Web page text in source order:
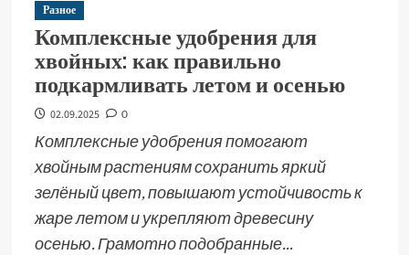
Разное
Комплексные удобрения для
хвойных: как правильно
подкармливать летом и осенью
02.09.2025 0
Комплексные удобрения помогают
хвойным растениям сохранить яркий
зелёный цвет, повышают устойчивость к
жаре летом и укрепляют древесину
осенью. Грамотно подобранные...